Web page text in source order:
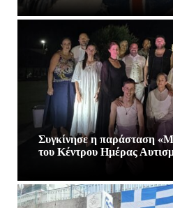
Συγκίνησε η παράσταση
του Κέντρου Ημέρας